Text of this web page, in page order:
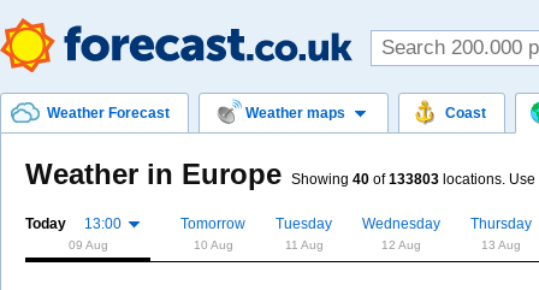
Weather Forecast Weather maps Coast
Weather in Europe Showing 40 of133803 locations.
Today 13:00
09 Aug
Tomorrow
10 Aug
Tuesday
11 Aug
Wednesday
12 Aug
Thursday
13 Aug